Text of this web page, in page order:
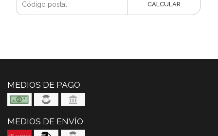
CALCULAR
MEDIOS DE PAGO
MEDIOS DE ENVÍO